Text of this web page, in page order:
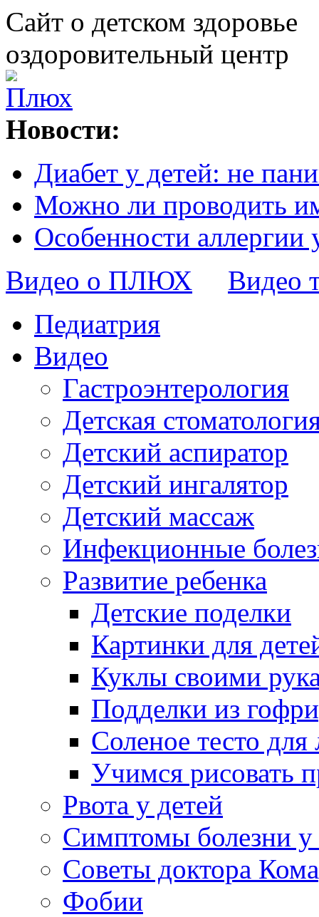
Сайт о детском здоровье
оздоровительный центр
Новости:
Диабет у детей: не
Можно ли проводить
Особенности аллергии
Видео о ПЛЮХ
Видео
Педиатрия
Видео
Гастроэнтерология
Детская
Детский аспиратор
Детский ингалятор
Детский массаж
Инфекционные
Развитие ребенка
Детские поделки
Картинки для
Куклы своими
Подделки из
Соленое тесто для
Учимся рисовать
Рвота у детей
Симптомы болезни у
Советы доктора
Фобии